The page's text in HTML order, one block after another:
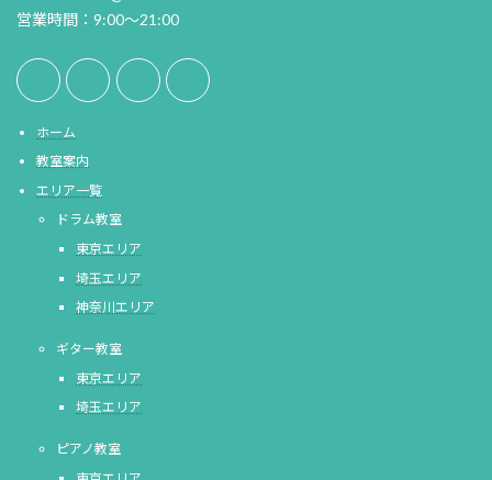
営業時間：9:00～21:00
ホーム
教室案内
エリア一覧
ドラム教室
東京エリア
埼玉エリア
神奈川エリア
ギター教室
東京エリア
埼玉エリア
ピアノ教室